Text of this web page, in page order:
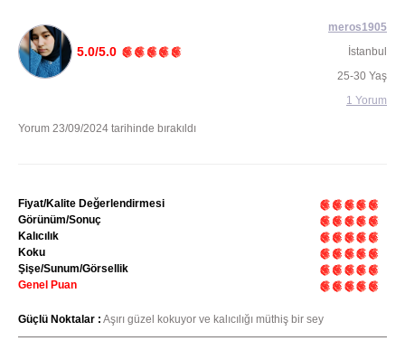
5.0/5.0
Yorum 23/09/2024 tarihinde bırakıldı
meros1905
İstanbul
25-30 Yaş
1 Yorum
Fiyat/Kalite Değerlendirmesi
Görünüm/Sonuç
Kalıcılık
Koku
Şişe/Sunum/Görsellik
Genel Puan
Güçlü Noktalar : Aşırı güzel kokuyor ve kalıcılığı müthiş bir sey